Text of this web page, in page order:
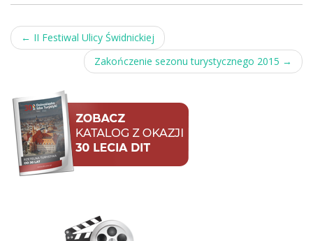
Post
navigation
← II Festiwal Ulicy Świdnickiej
Zakończenie sezonu turystycznego 2015 →